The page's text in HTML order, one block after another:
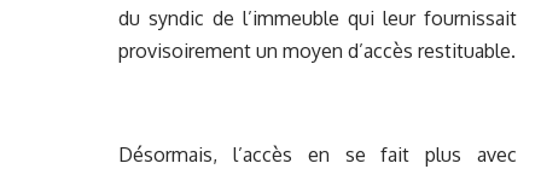
du syndic de l’immeuble qui leur fournissait
provisoirement un moyen d’accès restituable.
Désormais, l’accès en se fait plus avec